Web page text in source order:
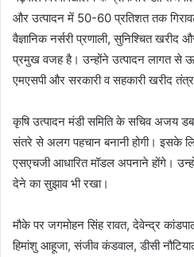
और उत्पादन में 50-60 प्रतिशत तक
वैज्ञानिक नर्सरी प्रणाली, सुनिश्चित
प्रमुख वजह है। उन्होंने उत्पादन लागत से
एमएसपी और सरकारी व सहकारी खरीद
कृषि उत्पादन मंडी समिति के सचिव अजय
संतरे से अलग पहचान बनानी होगी। इसके
एसएचजी आधारित मॉडल अपनाने होंगे।
देने का सुझाव भी रखा।
मौके पर जगमोहन सिंह रावत, देवेन्द्र
हिमांशु आहूजा, संजीव कंडवाल, डीसी